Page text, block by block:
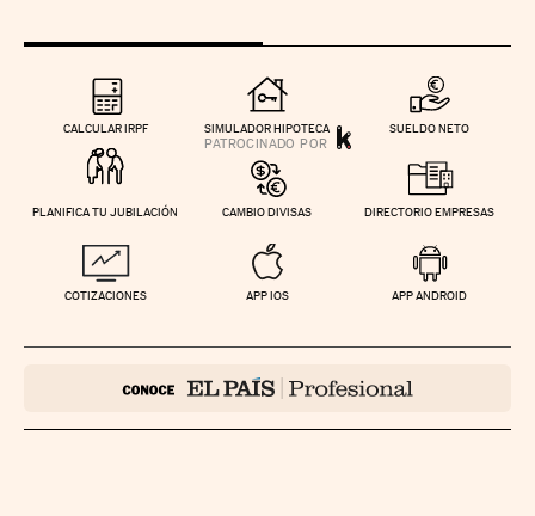
CALCULAR IRPF SIMULADOR HIPOTECA SUELDO NETO
PLANIFICA TU JUBILACIÓN CAMBIO DIVISAS DIRECTORIO EMPRESAS
COTIZACIONES APP IOS APP ANDROID